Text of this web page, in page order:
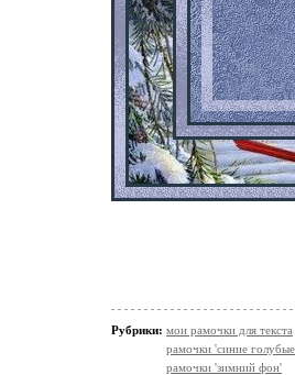
Рубрики: мои рамочки для текста
рамочки 'синие
рамочки 'зимний фон'